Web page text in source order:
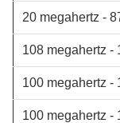
20 megahertz -
108 megahertz -
100 megahertz -
100 megahertz -